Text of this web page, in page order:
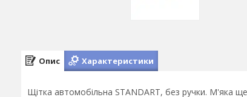
Опис Характеристики
Щітка автомобільна STANDART, без ручки. М'яка